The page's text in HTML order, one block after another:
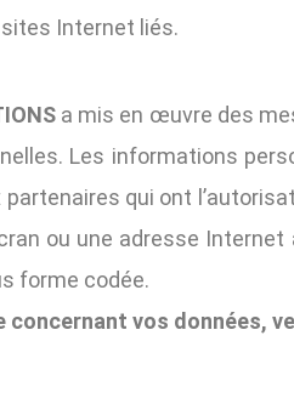
sites Internet liés.
a mis en œuvre des
Les informations
qui ont
ou une adresse
forme codée.
concernant vos données,